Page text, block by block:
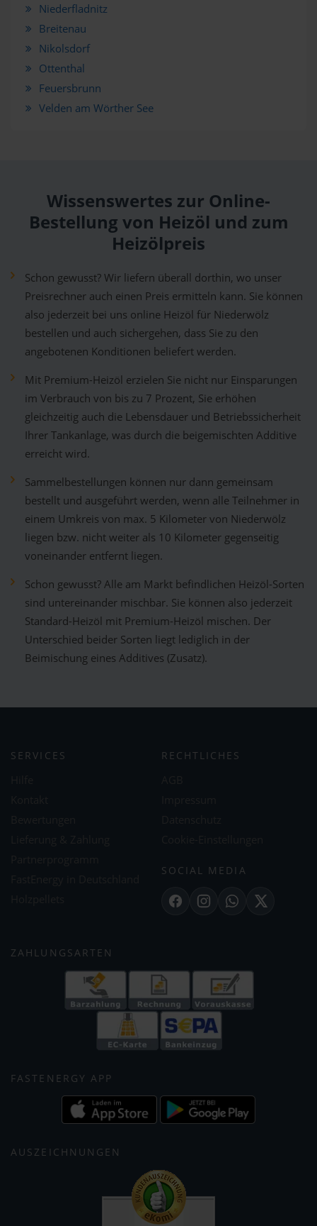
Niederfladnitz
Breitenau
Nikolsdorf
Ottenthal
Feuersbrunn
Velden am Wörther See
Wissenswertes zur Online-
Bestellung von Heizöl und zum
Heizölpreis
Schon gewusst? Wir liefern überall dorthin, wo unser
Preisrechner auch einen Preis ermitteln kann. Sie können
also jederzeit bei uns online Heizöl für Niederwölz
bestellen und auch sichergehen, dass Sie zu den
angebotenen Konditionen beliefert werden.
Mit Premium-Heizöl erzielen Sie nicht nur Einsparungen
im Verbrauch von bis zu 7 Prozent, Sie erhöhen
gleichzeitig auch die Lebensdauer und Betriebssicherheit
Ihrer Tankanlage, was durch die beigemischten Additive
erreicht wird.
Sammelbestellungen können nur dann gemeinsam
bestellt und ausgeführt werden, wenn alle Teilnehmer in
einem Umkreis von max. 5 Kilometer von Niederwölz
liegen bzw. nicht weiter als 10 Kilometer gegenseitig
voneinander entfernt liegen.
Schon gewusst? Alle am Markt befindlichen Heizöl-Sorten
sind untereinander mischbar. Sie können also jederzeit
Standard-Heizöl mit Premium-Heizöl mischen. Der
Unterschied beider Sorten liegt lediglich in der
Beimischung eines Additives (Zusatz).
SERVICES RECHTLICHES
SOCIAL MEDIA
FacebookInstagramWhatsApp
X
ZAHLUNGSARTEN
FASTENERGY APP
AUSZEICHNUNGEN